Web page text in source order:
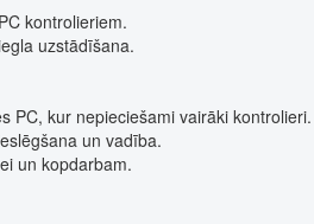
kontrolieriem.
uzstādīšana.
PC, kur nepieciešami vairāki kontrolieri.
un vadība.
un kopdarbam.